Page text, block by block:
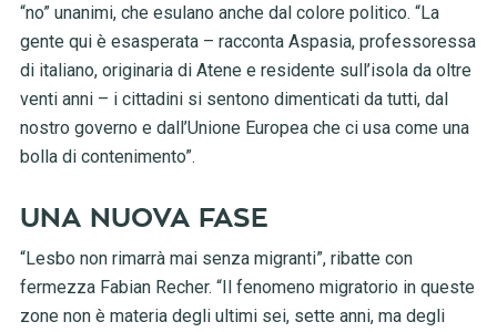
“no” unanimi, che esulano anche dal colore politico. “La
gente qui è esasperata – racconta Aspasia, professoressa
di italiano, originaria di Atene e residente sull’isola da oltre
venti anni – i cittadini si sentono dimenticati da tutti, dal
nostro governo e dall’Unione Europea che ci usa come una
bolla di contenimento”.
UNA NUOVA FASE
“Lesbo non rimarrà mai senza migranti”, ribatte con
fermezza Fabian Recher. “Il fenomeno migratorio in queste
zone non è materia degli ultimi sei, sette anni, ma degli